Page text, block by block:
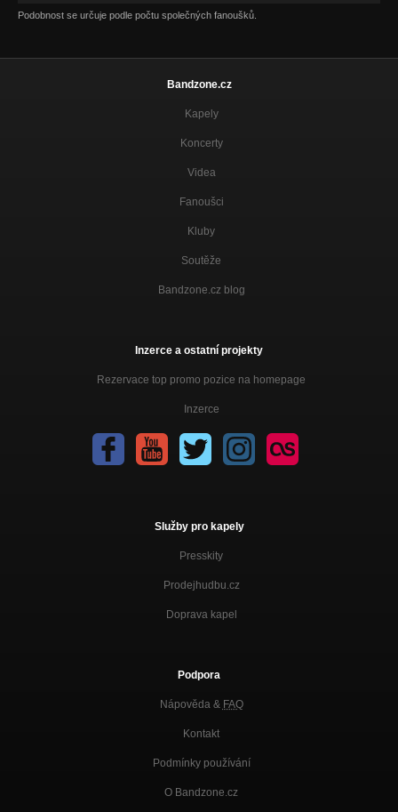
Podobnost se určuje podle počtu společných fanoušků.
Bandzone.cz
Kapely
Koncerty
Videa
Fanoušci
Kluby
Soutěže
Bandzone.cz blog
Inzerce a ostatní projekty
Rezervace top promo pozice na homepage
Inzerce
Služby pro kapely
Presskity
Prodejhudbu.cz
Doprava kapel
Podpora
Nápověda & FAQ
Kontakt
Podmínky používání
O Bandzone.cz